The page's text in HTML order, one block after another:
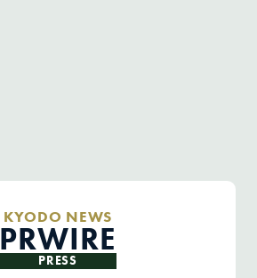
KYODO NEWS
PRWIRE
PRESS